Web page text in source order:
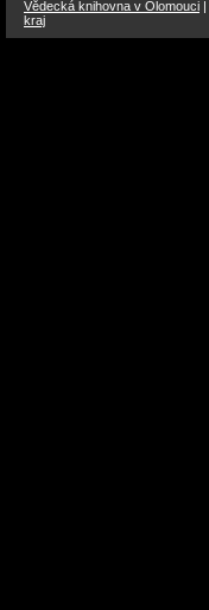
Vědecká knihovna v Olomouci |
kraj